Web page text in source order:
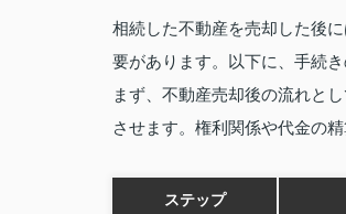
相続した不動産を売却した後
要があります。以下に、手続
まず、不動産売却後の流れと
させます。権利関係や代金の
ステップ